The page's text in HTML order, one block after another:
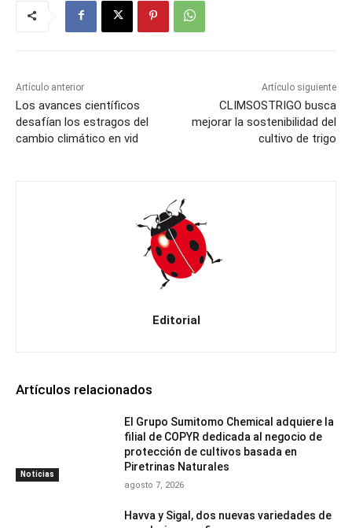
Artículo anterior
Los avances científicos
desafían los estragos del
cambio climático en vid
Artículo siguiente
CLIMSOSTRIGO busca
mejorar la sostenibilidad del
cultivo de trigo
Editorial
Artículos relacionados
Noticias
El Grupo Sumitomo Chemical adquiere la
filial de COPYR dedicada al negocio de
protección de cultivos basada en
Piretrinas Naturales
agosto 7, 2026
Havva y Sigal, dos nuevas variedades de